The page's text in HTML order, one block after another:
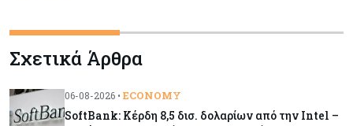
Κόσμος 08-08-2026
Οι πυρκαγιές κατακαίνε την Ευρώπη, αλλά οι
ζημιές δεν είναι ασφαλισμένες
Κόσμος 08-08-2026
Σχετικά Άρθρα
06-08-2026 • ECONOMY
SoftBank: Κέρδη 8,5 δισ. δολαρίων από την Intel –